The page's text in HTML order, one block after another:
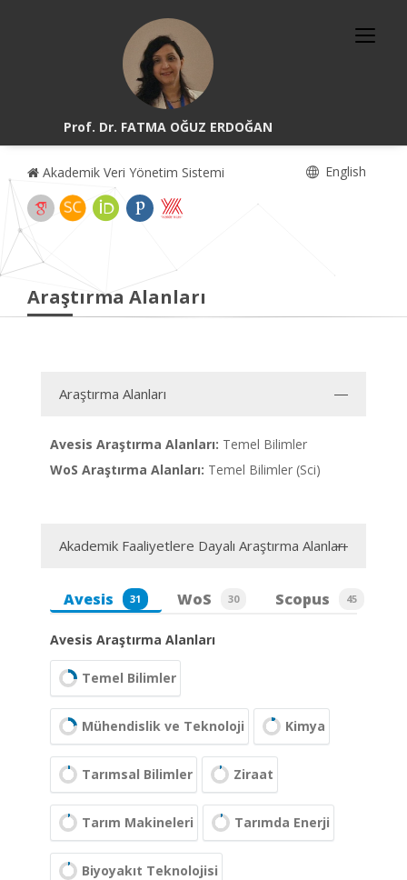
Prof. Dr. FATMA OĞUZ ERDOĞAN
Akademik Veri Yönetim Sistemi English
Araştırma Alanları
Araştırma Alanları
Avesis Araştırma Alanları: Temel Bilimler
WoS Araştırma Alanları: Temel Bilimler (Sci)
Akademik Faaliyetlere Dayalı Araştırma Alanları
Avesis 31 WoS 30 Scopus 45
Avesis Araştırma Alanları
Temel Bilimler
Mühendislik ve Teknoloji Kimya
Tarımsal Bilimler Ziraat
Tarım Makineleri Tarımda Enerji
Biyoyakıt Teknolojisi